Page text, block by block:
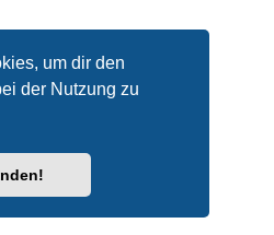
um dir den
der Nutzung zu